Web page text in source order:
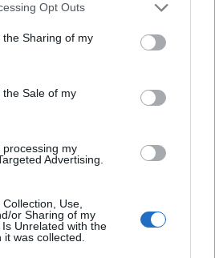
app uses one or more Google
usage behaviour. You may click to
Google and its third-party tags to
purposes in below Google
Opt Outs
Sharing of my
Sale of my
my
Advertising.
Use,
or Sharing of my
Unrelated with the
was collected.
a vége felé. Akkor
pattanásig feszült, pedig
történik... A képi világ
ez csak még inkább
néhány boldog pillanatot, amit
szolgáltat. A néznivalót a
alá, bár én csak két számot
Japanese-t és a Do You
t, ezek együtt kb. fél percet